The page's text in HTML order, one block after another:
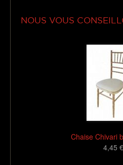
NOUS VOUS
Chaise Chivari
4,45 €